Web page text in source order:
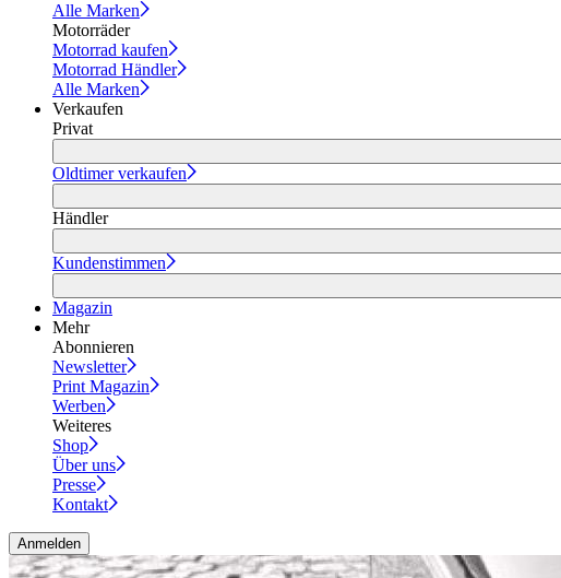
Alle Marken
Motorräder
Motorrad kaufen
Motorrad Händler
Alle Marken
Verkaufen
Privat
Oldtimer verkaufen
Händler
Kundenstimmen
Magazin
Mehr
Abonnieren
Newsletter
Print Magazin
Werben
Weiteres
Shop
Über uns
Presse
Kontakt
Anmelden